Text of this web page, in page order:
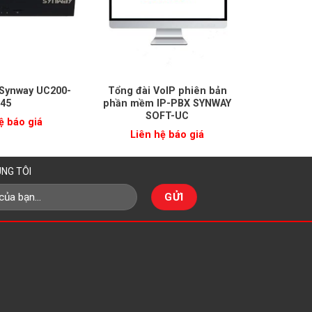
plug-and-play. Tổng đài Synway UC200-15
tuyến trỏ và nhấp. Mọi thứ có thể được quản lý
UC200-
45
báo giá
Tổng đài VoIP phiên bản
phần mềm IP-PBX SYNWAY
SOFT-UC
Liên hệ báo giá
TÔI